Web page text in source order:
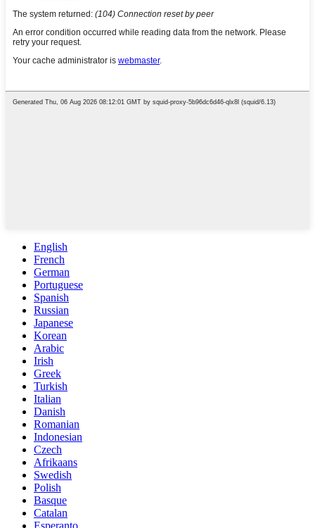
English
French
German
Portuguese
Spanish
Russian
Japanese
Korean
Arabic
Irish
Greek
Turkish
Italian
Danish
Romanian
Indonesian
Czech
Afrikaans
Swedish
Polish
Basque
Catalan
Esperanto